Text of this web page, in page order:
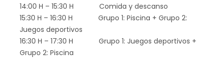
14:00 H – 15:30 H Comida y descanso
15:30 H – 16:30 H Grupo 1: Piscina + Grupo 2:
Juegos deportivos
16:30 H – 17:30 H Grupo 1: Juegos deportivos +
Grupo 2: Piscina